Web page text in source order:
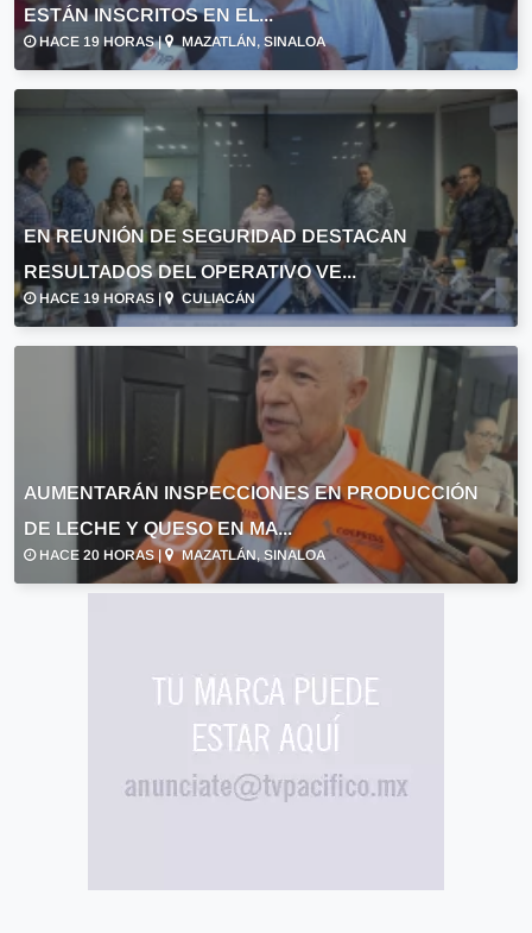
ESTÁN INSCRITOS EN EL...
HACE 19 HORAS | MAZATLÁN, SINALOA
EN REUNIÓN DE SEGURIDAD DESTACAN
RESULTADOS DEL OPERATIVO VE...
HACE 19 HORAS | CULIACÁN
AUMENTARÁN INSPECCIONES EN PRODUCCIÓN
DE LECHE Y QUESO EN MA...
HACE 20 HORAS | MAZATLÁN, SINALOA